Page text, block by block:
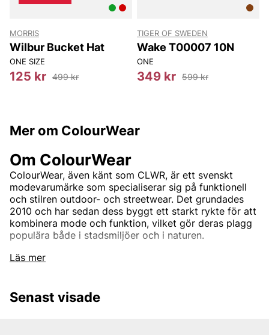
MORRIS
Wilbur Bucket Hat
ONE SIZE
125 kr 499 kr
TIGER OF SWEDEN
Wake T00007 10N
ONE
349 kr 599 kr
Mer om ColourWear
Läs mer
Om ColourWear
ColourWear, även känt som CLWR, är ett svenskt
modevarumärke som specialiserar sig på funktionell
och stilren outdoor- och streetwear. Det grundades
2010 och har sedan dess byggt ett starkt rykte för att
kombinera mode och funktion, vilket gör deras plagg
populära både i stadsmiljöer och i naturen.
Grundandet och Visionen
ColourWear grundades av Emil Malmquist och Erik
Bjerkesjö. Deras vision var att skapa kläder som skulle
Senast visade